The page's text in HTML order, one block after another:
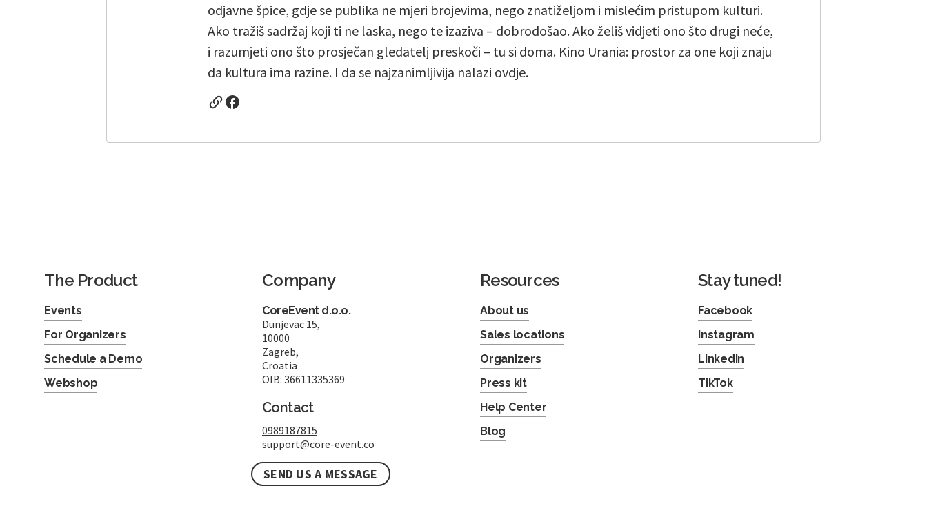
odjavne špice, gdje se publika ne mjeri brojevima, nego znatiželjom i mislećim pristupom kulturi.
Ako tražiš sadržaj koji ti ne laska, nego te izaziva – dobrodošao. Ako želiš vidjeti ono što drugi neće,
i razumjeti ono što prosječan gledatelj preskoči – tu si doma. Kino Urania: prostor za one koji znaju
da kultura ima razine. I da se najzanimljivija nalazi ovdje.
The Product
Events
For Organizers
Schedule a Demo
Webshop
Company
CoreEvent d.o.o.
Dunjevac 15,
10000
Zagreb,
Croatia
OIB: 36611335369
Contact
0989187815
support@core-event.co
SEND US A MESSAGE
Resources
About us
Sales locations
Organizers
Press kit
Help Center
Blog
Stay tuned!
Facebook
Instagram
LinkedIn
TikTok